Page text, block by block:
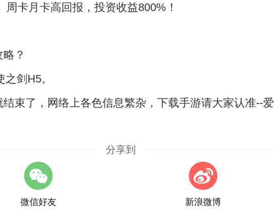
卡月卡高回报，投资收益800%！
？
剑H5。
束了，网络上各色信息繁杂，下载手游请大家认准--爱
分享到
微信好友 新浪微博